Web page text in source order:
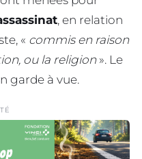
, en relation
« commis en raison
ou la religion». Le
garde à vue.